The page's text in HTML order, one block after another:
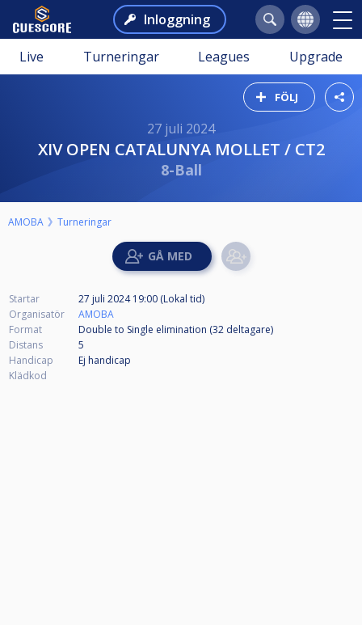
Inloggning
Live Turneringar Leagues Upgrade
FÖLJ
27 juli 2024
XIV OPEN CATALUNYA MOLLET / CT2
8-Ball
AMOBA Turneringar
Startar
27 juli 2024 19:00 (Lokal tid)
Organisatör
AMOBA
Format
Double to Single elimination (32 deltagare)
Distans
5
Handicap
Ej handicap
Klädkod